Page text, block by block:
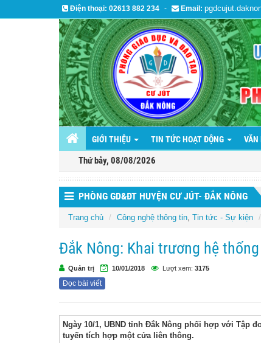
Điện thoại: 02613 882 234 - Email:
GIỚI THIỆU TIN TỨC HOẠT ĐỘNG VĂN
Thứ bảy, 08/08/2026
PHÒNG GD&ĐT HUYỆN CƯ JÚT- ĐẮK NÔNG
Trang chủ Công nghệ thông tin Tin tức - Sự kiện
Đắk Nông: Khai trương hệ
Quản trị 10/01/2018 Lượt xem: 3175
Đọc bài viết
Ngày 10/1, UBND tỉnh Đắk Nông phối hợp với Tập
tuyến tích hợp một cửa liên thông.